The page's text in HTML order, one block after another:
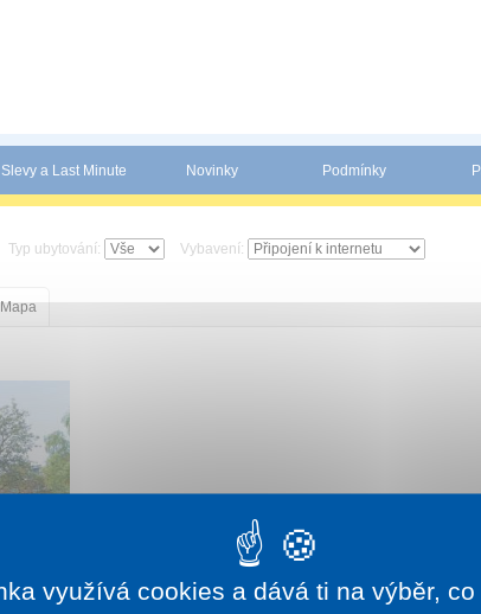
Slevy a Last Minute Novinky Podmínky
Typ ubytování: Vybavení:
Mapa
využívá cookies a dává ti na výběr,